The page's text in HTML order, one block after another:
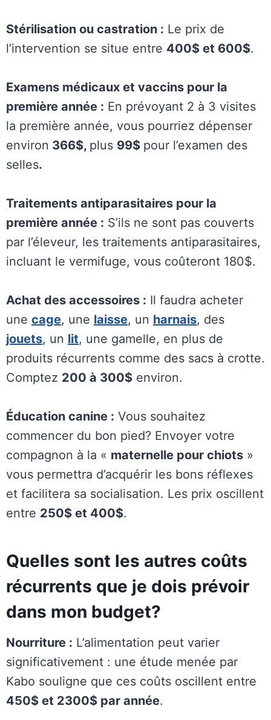
Stérilisation ou castration : Le prix de
l’intervention se situe entre 400$ et 600$.
Examens médicaux et vaccins pour la
première année : En prévoyant 2 à 3 visites
la première année, vous pourriez dépenser
environ 366$, plus 99$ pour l’examen des
selles.
Traitements antiparasitaires pour la
première année : S’ils ne sont pas couverts
par l’éleveur, les traitements antiparasitaires,
incluant le vermifuge, vous coûteront 180$.
Achat des accessoires : Il faudra acheter
une cage, une laisse, un harnais, des
jouets, un lit, une gamelle, en plus de
produits récurrents comme des sacs à crotte.
Comptez 200 à 300$ environ.
Éducation canine : Vous souhaitez
commencer du bon pied? Envoyer votre
compagnon à la « maternelle pour chiots »
vous permettra d’acquérir les bons réflexes
et facilitera sa socialisation. Les prix oscillent
entre 250$ et 400$.
Quelles sont les autres coûts
récurrents que je dois prévoir
dans mon budget?
Nourriture : L’alimentation peut varier
significativement : une étude menée par
Kabo souligne que ces coûts oscillent entre
450$ et 2300$ par année.